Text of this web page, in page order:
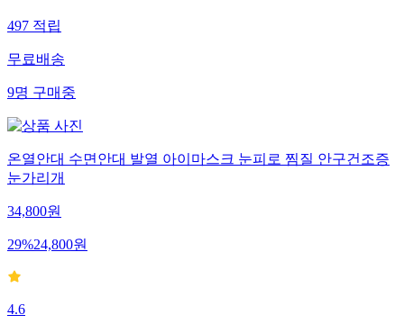
497적립
무료배송
9명구매중
온열안대 수면안대 발열 아이마스크 눈피로 찜질 안구건조증
눈가리개
34,800원
29%24,800원
4.6